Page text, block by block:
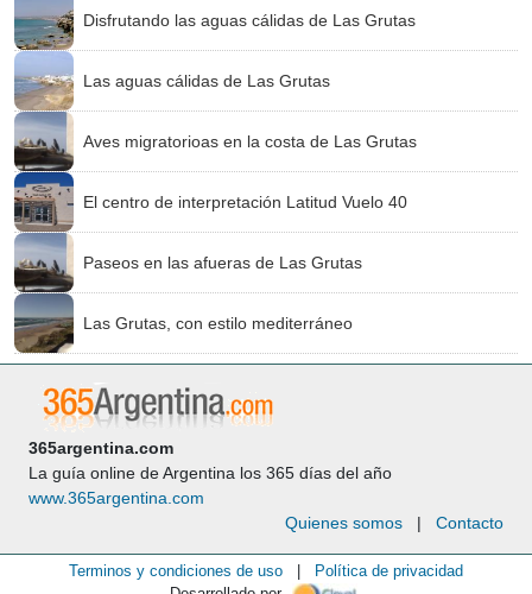
Disfrutando las aguas cálidas de Las Grutas
Las aguas cálidas de Las Grutas
Aves migratorioas en la costa de Las Grutas
El centro de interpretación Latitud Vuelo 40
Paseos en las afueras de Las Grutas
Las Grutas, con estilo mediterráneo
365argentina.com
La guía online de Argentina los 365 días del año
www.365argentina.com
Quienes somos | Contacto
Terminos y condiciones de uso
Política de privacidad